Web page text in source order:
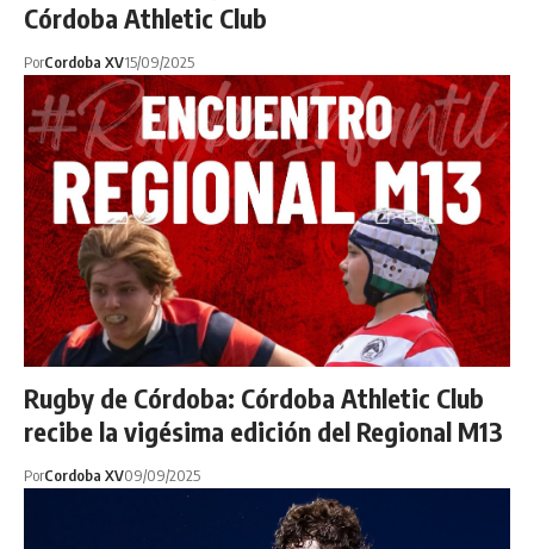
Córdoba Athletic Club
PorCordoba XV15/09/2025
Rugby de Córdoba: Córdoba Athletic Club
recibe la vigésima edición del Regional M13
PorCordoba XV09/09/2025